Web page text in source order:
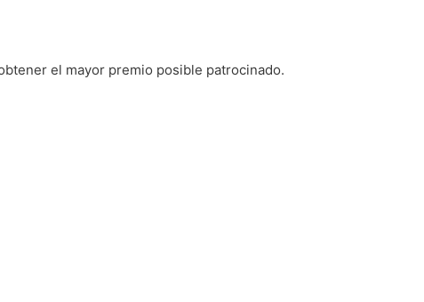
el mayor premio posible patrocinado.